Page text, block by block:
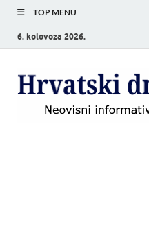
TOP MENU
6. kolovoza 2026.